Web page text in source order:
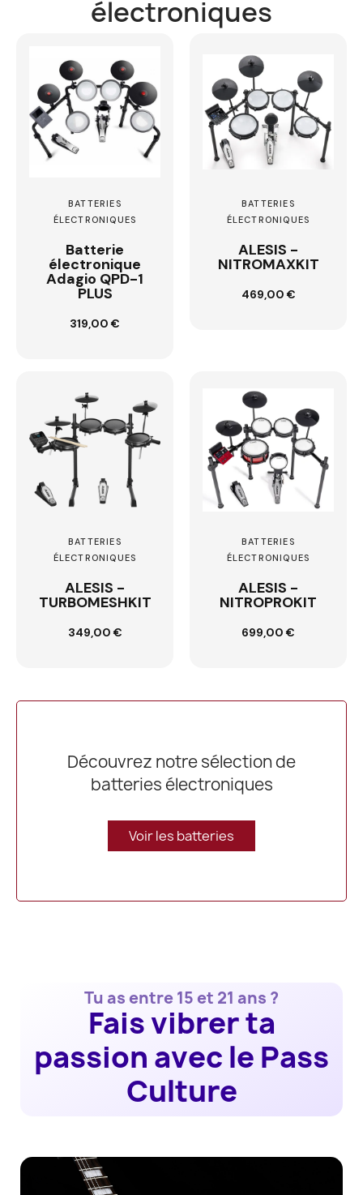
électroniques
BATTERIES
ÉLECTRONIQUES
Batterie
électronique
Adagio QPD-1
PLUS
319,00 €
Ajouter au
panier
BATTERIES
ÉLECTRONIQUES
ALESIS -
NITROMAXKIT
469,00 €
Ajouter au
panier
BATTERIES
ÉLECTRONIQUES
ALESIS -
TURBOMESHKIT
349,00 €
Ajouter au
panier
BATTERIES
ÉLECTRONIQUES
ALESIS -
NITROPROKIT
699,00 €
Ajouter au
panier
Découvrez notre sélection de
batteries électroniques
Voir les batteries
Tu as entre 15 et 21 ans ?
Fais vibrer ta
passion avec le Pass
Culture